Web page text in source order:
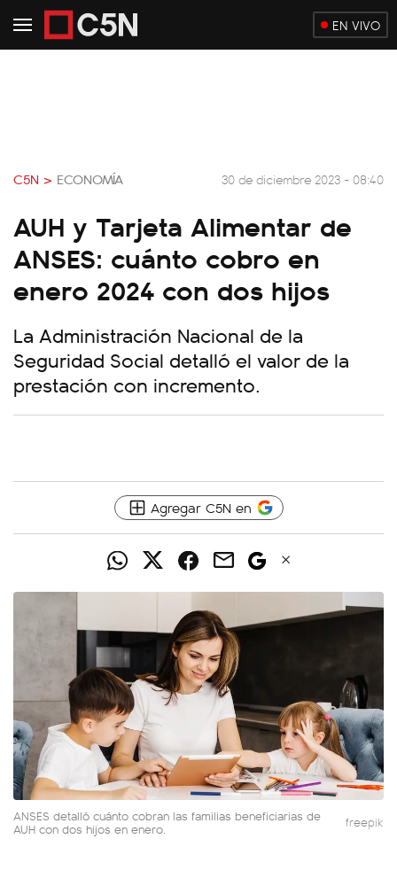
EN VIVO
C5N > ECONOMÍA 30 de diciembre 2023 - 08:40
AUH y Tarjeta Alimentar de
ANSES: cuánto cobro en
enero 2024 con dos hijos
La Administración Nacional de la
Seguridad Social detalló el valor de la
prestación con incremento.
Agregar C5N en
ANSES detalló cuánto cobran las familias beneficiarias de
AUH con dos hijos en enero. freepik